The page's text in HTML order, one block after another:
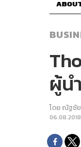
ผู้น
โดยณัฐชั
06.08.2018